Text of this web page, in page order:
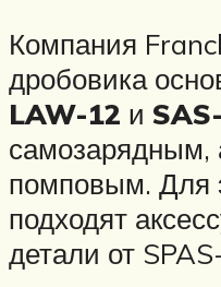
Компания
дробовика
LAW-12 и
самозарядным,
помповым. Для
подходят
детали от